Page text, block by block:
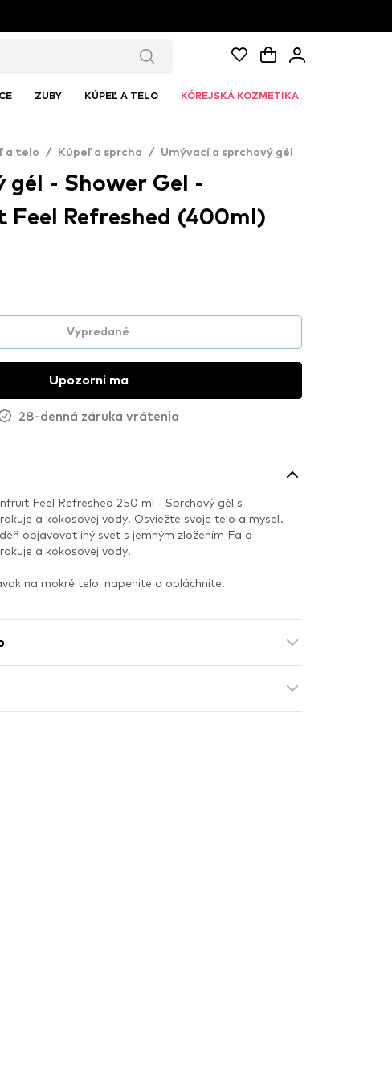
ZUBY KÚPEĽ A TELO KÓREJSKÁ KOZMETIKA
a telo / Kúpeľ a sprcha / Umývací a sprchový gél
gél - Shower Gel -
Feel Refreshed (400ml)
Vypredané
Upozorni ma
28-denná záruka vrátenia
Feel Refreshed 250 ml - Sprchový gél s
a kokosovej vody. Osviežte svoje telo a myseľ.
objavovať iný svet s jemným zložením Fa a
a kokosovej vody.
na mokré telo, napenite a opláchnite.